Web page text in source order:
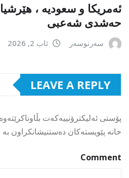
ئەمریکا و سعودیە ،
حەشدی شەعبی
سەرنوسەر ئاب 2, 2026
LEAVE A REPLY
پۆستی ئەلیکترۆنییەکەت
خانە پێویستەکان دەستنیشانکراون بە
Comment